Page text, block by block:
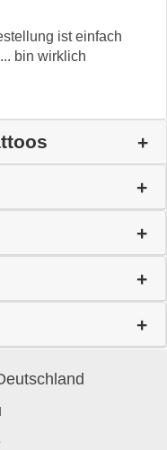
ist einfach
bin wirklich